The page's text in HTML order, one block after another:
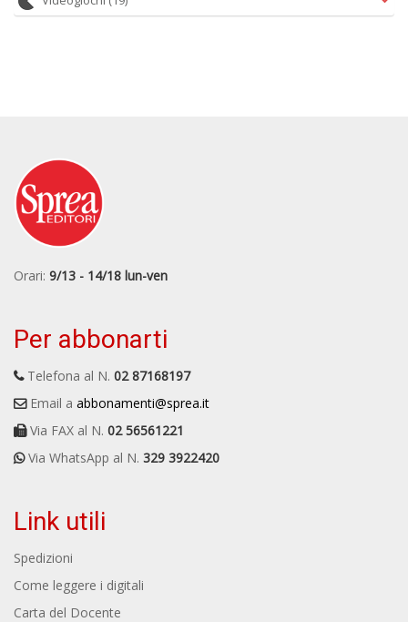
Orari: 9/13 - 14/18 lun-ven
Per abbonarti
Telefona al N. 02 87168197
Email a abbonamenti@sprea.it
Via FAX al N. 02 56561221
Via WhatsApp al N. 329 3922420
Link utili
Spedizioni
Come leggere i digitali
Carta del Docente